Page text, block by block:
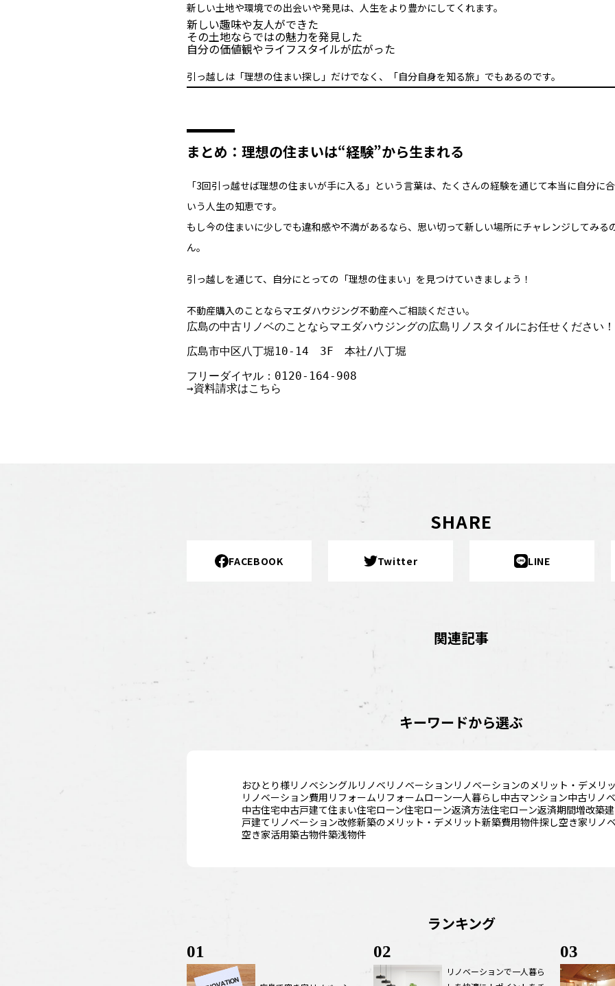
新しい土地や環境での出会いや発見は、人生をより豊かにしてくれます。
新しい趣味や友人ができた
その土地ならではの魅力を発見した
自分の価値観やライフスタイルが広がった
引っ越しは「理想の住まい探し」だけでなく、「自分自身を知る旅」でもあるのです。
まとめ：理想の住まいは“経験”から生まれる
「3回引っ越せば理想の住まいが手に入る」という言葉は、たくさんの経験を通じて本当に自分に
いう人生の知恵です。
もし今の住まいに少しでも違和感や不満があるなら、思い切って新しい場所にチャレンジしてみる
ん。
引っ越しを通じて、自分にとっての「理想の住まい」を見つけていきましょう！
不動産購入のことならマエダハウジング不動産へご相談ください。
広島の中古リノベのことならマエダハウジングの広島リノスタイルにお任せください！
広島市中区八丁堀10-14　3F　本社/八丁堀
フリーダイヤル：0120-164-908
→資料請求はこちら
SHARE
FACEBOOK Twitter LINE
関連記事
キーワードから選ぶ
おひとり様リノベシングルリノベ リノベーション リノベーションのメリット・デメリ
リノベーション費用 リフォーム リフォームローン一人暮らし中古マンション中古リノ
中古住宅中古戸建て住まい住宅ローン住宅ローン返済方法住宅ローン返済期間増改築
戸建てリノベーション改修新築のメリット・デメリット新築費用物件探し空き家リノ
空き家活用築古物件築浅物件
ランキング
01 02
リノベーションで一人暮ら
03